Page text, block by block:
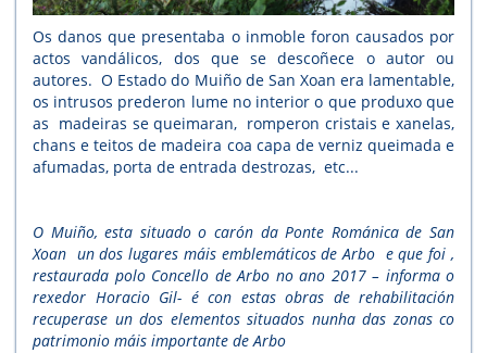
Os danos que presentaba o inmoble foron causados por
actos vandálicos, dos que se descoñece o autor ou
autores. O Estado do Muiño de San Xoan era lamentable,
os intrusos prederon lume no interior o que produxo que
as madeiras se queimaran, romperon cristais e xanelas,
chans e teitos de madeira coa capa de verniz queimada e
afumadas, porta de entrada destrozas, etc...
O Muiño, esta situado o carón da Ponte Románica de San
Xoan un dos lugares máis emblemáticos de Arbo e que foi ,
restaurada polo Concello de Arbo no ano 2017 – informa o
rexedor Horacio Gil- é con estas obras de rehabilitación
recuperase un dos elementos situados nunha das zonas co
patrimonio máis importante de Arbo